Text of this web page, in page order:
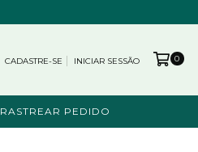
CADASTRE-SE INICIAR SESSÃO 0
RASTREAR PEDIDO